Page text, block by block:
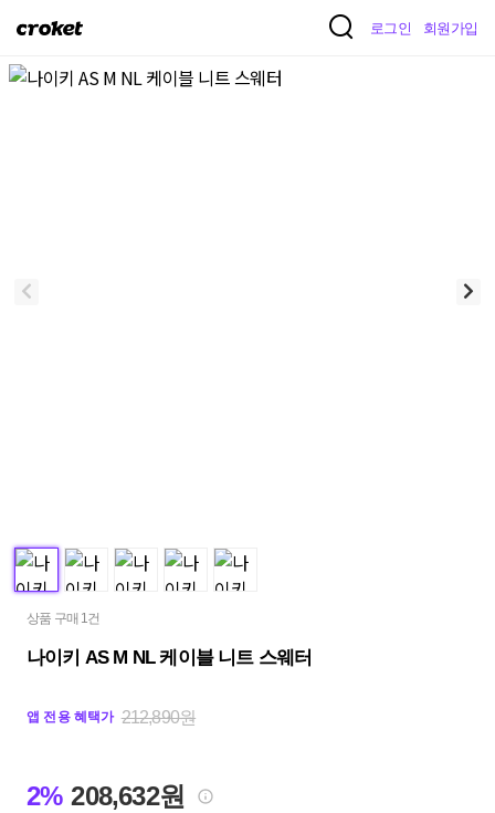
크
켓
로그인 회원가입
상품 구매 1건
나이키 AS M NL 케이블 니트 스웨터
앱 전용 혜택가 212,890원
2% 208,632원